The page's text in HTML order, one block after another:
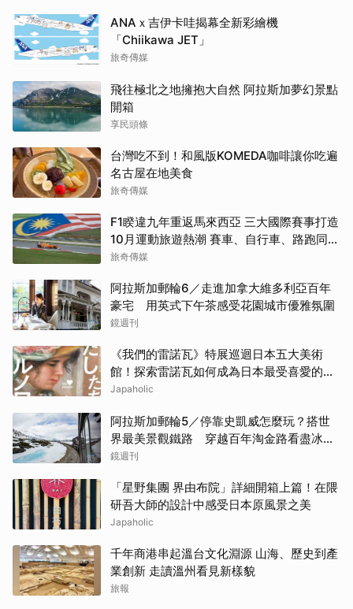
ANAｘ吉伊卡哇揭幕全新彩繪機
「Chiikawa JET」
旅奇傳媒
飛往極北之地擁抱大自然 阿拉斯加夢幻景點
開箱
享民頭條
台灣吃不到！和風版KOMEDA咖啡讓你吃遍
名古屋在地美食
旅奇傳媒
F1睽違九年重返馬來西亞 三大國際賽事打造
10月運動旅遊熱潮 賽車、自行車、路跑同週
登場
旅奇傳媒
阿拉斯加郵輪6／走進加拿大維多利亞百年
豪宅 用英式下午茶感受花園城市優雅氛圍
鏡週刊
《我們的雷諾瓦》特展巡迴日本五大美術
館！探索雷諾瓦如何成為日本最受喜愛的印
象派畫家
Japaholic
阿拉斯加郵輪5／停靠史凱威怎麼玩？搭世
界最美景觀鐵路 穿越百年淘金路看盡冰
河、峽谷與雪山
鏡週刊
「星野集團 界由布院」詳細開箱上篇！在隈
研吾大師的設計中感受日本原風景之美
Japaholic
千年商港串起溫台文化淵源 山海、歷史到產
業創新 走讀溫州看見新樣貌
旅報